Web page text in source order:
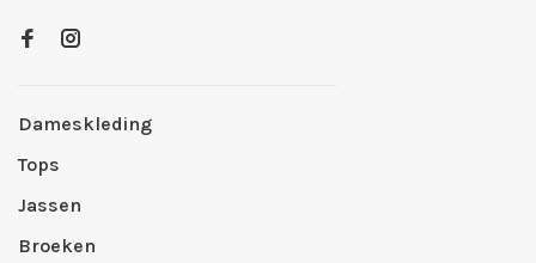
Dameskleding
Tops
Jassen
Broeken